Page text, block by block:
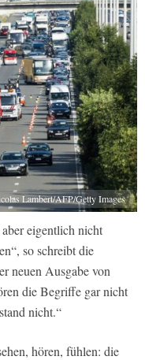
Lambert/AFP/Getty Images
eigentlich nicht
so schreibt die
neuen Ausgabe von
die Begriffe gar nicht
nicht.“
hören, fühlen: die